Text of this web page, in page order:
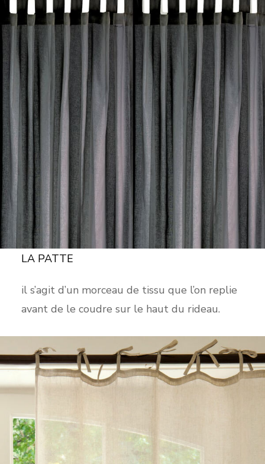
LA PATTE
il s’agit d’un morceau de tissu que l’on replie
avant de le coudre sur le haut du rideau.